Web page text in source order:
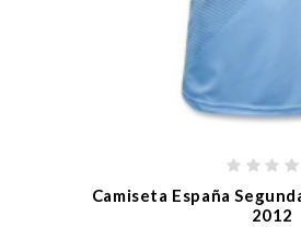
Camiseta España
2012